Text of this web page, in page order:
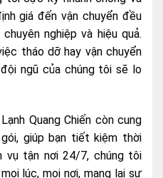
giá đến vận chuyển đều
nghiệp và hiệu quả.
tháo dỡ hay vận chuyển
ngũ của chúng tôi sẽ lo
Quang Chiến còn cung
giúp bạn tiết kiệm thời
vụ tận nơi 24/7, chúng tôi
lúc, mọi nơi, mang lại sự